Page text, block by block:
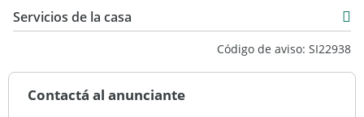
96 m2
Servicios de la casa
Código de aviso: SI22938
Contactá al anunciante